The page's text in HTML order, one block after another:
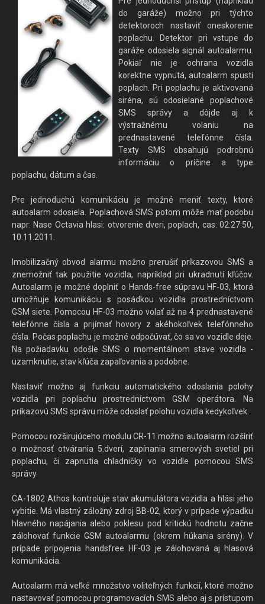
do garáže) možno pri týchto
detektoroch nastaviť oneskorenie
poplachu. Detektor pri vstupe do
garáže odosiela signál autoalarmu.
Pokiaľ nie je ochrana vozidla
korektne vypnutá, autoalarm spustí
poplach. Pri poplachu je aktivovaná
siréna, sú odosielané poplachové
SMS správy a dôjde aj k
výstražnému volaniu na
prednastavené telefónne čísla.
Texty SMS obsahujú podrobnú
informáciu o príčine a type
poplachu, dátum a čas.
Pre jednoduchú komunikáciu je možné meniť texty, ktoré
autoalarm odosiela. Poplachová SMS potom môže mať podobu
napr: Nase Octavia hlasi: otvorenie dveri, poplach, cas: 02:27:50,
10.11.2011.
Imobilizačný obvod alarmu možno prerušiť príkazovou SMS a
znemožniť tak použitie vozidla, napríklad pri ukradnutí kľúčov.
Autoalarm je možné doplniť o Hands-free súpravu HF-03, ktorá
umožňuje komunikáciu s posádkou vozidla prostredníctvom
GSM siete. Pomocou HF-03 možno volať až na 4 prednastavené
telefónne čísla a prijímať hovory z akéhokoľvek telefónneho
čísla. Počas poplachu je možné odpočúvať, čo sa vo vozidle deje.
Na požiadavku odošle SMS o momentálnom stave vozidla -
uzamknutie, stav kľúča zapaľovania a podobne.
Nastaviť možno aj funkciu automatického odoslania polohy
vozidla pri poplachu prostredníctvom GSM operátora. Na
príkazovú SMS správu môže odoslať polohu vozidla kedykoľvek.
Pomocou rozširujúceho modulu CR-11 možno autoalarm rozšíriť
o možnosť otvárania 5.dverí, zapínania smerových svetiel pri
poplachu, či zapnutia chladničky vo vozidle pomocou SMS
správy.
CA-1802 Athos kontroluje stav akumulátora vozidla a hlási jeho
vybitie. Má vlastný záložný zdroj BB-02, ktorý v prípade výpadku
hlavného napájania alebo poklesu pod kritickú hodnotu začne
zálohovať funkcie GSM autoalarmu (okrem húkania sirény). V
prípade pripojenia handsfree HF-03 je zálohovaná aj hlasová
komunikácia.
Autoalarm má veľké množstvo voliteľných funkcií, ktoré možno
nastavovať pomocou programovacích SMS alebo aj s prístupom